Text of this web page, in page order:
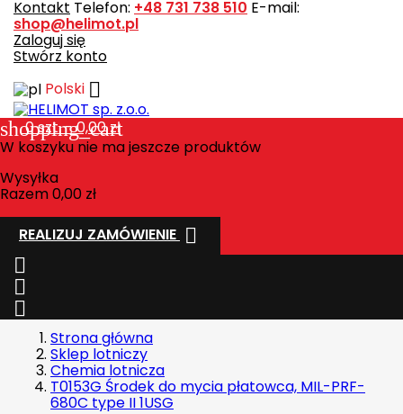
Kontakt Telefon: +48 731 738 510 E-mail:
shop@helimot.pl
Zaloguj się
Stwórz konto
Polski 
shopping_cart
0szt. - 0,00 zł
W koszyku nie ma jeszcze produktów
Wysyłka
Razem0,00 zł
REALIZUJ ZAMÓWIENIE 



Strona główna
Sklep lotniczy
Chemia lotnicza
T0153G Środek do mycia płatowca, MIL-PRF-
680C type II 1USG